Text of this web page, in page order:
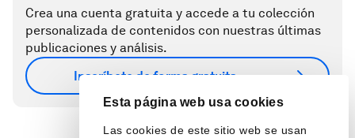
Esta página web usa cookies
Las cookies de este sitio web se usan
Crea una cuenta gratuita y accede a tu colección
personalizada de contenidos con nuestras últimas
publicaciones y análisis.
Inscríbete de forma gratuita